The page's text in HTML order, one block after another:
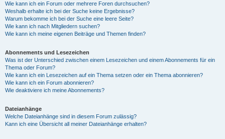
Wie kann ich ein Forum oder mehrere Foren durchsuchen?
Weshalb erhalte ich bei der Suche keine Ergebnisse?
Warum bekomme ich bei der Suche eine leere Seite?
Wie kann ich nach Mitgliedern suchen?
Wie kann ich meine eigenen Beiträge und Themen finden?
Abonnements und Lesezeichen
Was ist der Unterschied zwischen einem Lesezeichen und einem Abonnements für ein
Thema oder Forum?
Wie kann ich ein Lesezeichen auf ein Thema setzen oder ein Thema abonnieren?
Wie kann ich ein Forum abonnieren?
Wie deaktiviere ich meine Abonnements?
Dateianhänge
Welche Dateianhänge sind in diesem Forum zulässig?
Kann ich eine Übersicht all meiner Dateianhänge erhalten?